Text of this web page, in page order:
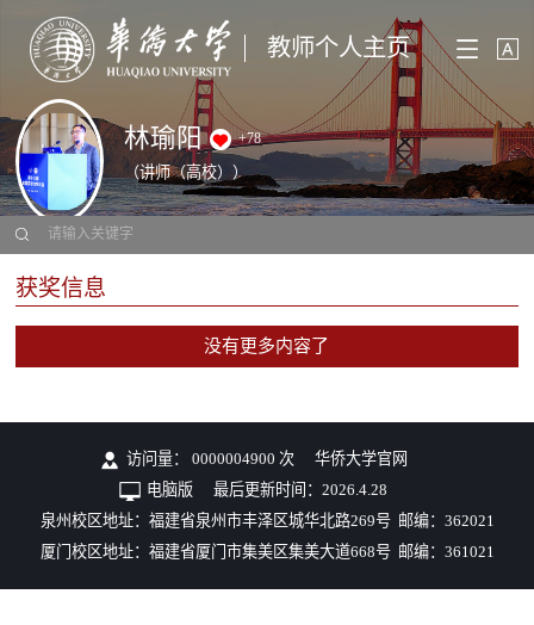
教师个人主页
林瑜阳 +78
（讲师（高校））
获奖信息
没有更多内容了
访问量：0000004900 次
华侨大学官网
电脑版
最后更新时间： 2026 4. 28
泉州校区地址：福建省泉州市丰泽区城华北路269号 邮编：362021
厦门校区地址：福建省厦门市集美区集美大道668号 邮编：361021